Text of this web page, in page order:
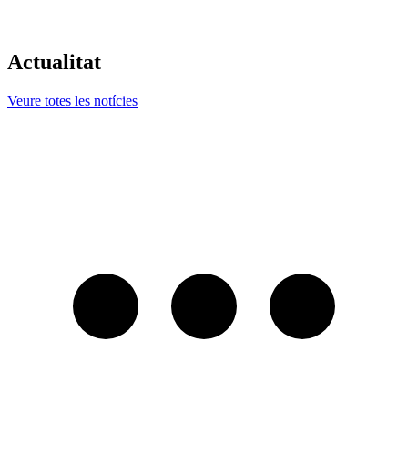
Actualitat
Veure totes les notícies